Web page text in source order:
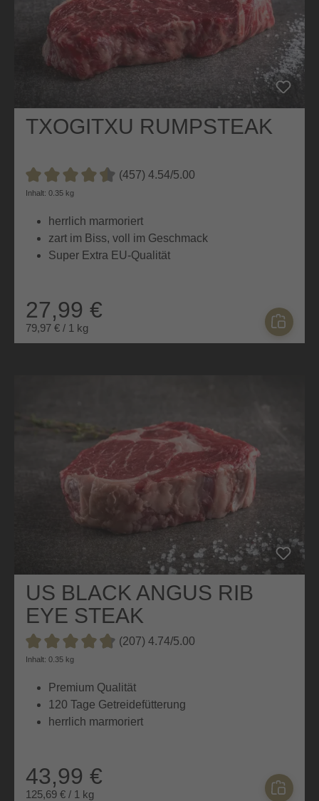
TXOGITXU RUMPSTEAK
Durchschnittliche Bewertung von 4.5 von 5 Sternen
(457) 4.54/5.00
Inhalt: 0.35 kg
herrlich marmoriert
zart im Biss, voll im Geschmack
Super Extra EU-Qualität
27,99 €
79,97 € / 1 kg
US BLACK ANGUS RIB
EYE STEAK
Durchschnittliche Bewertung von 4.7 von 5 Sternen
(207) 4.74/5.00
Inhalt: 0.35 kg
Premium Qualität
120 Tage Getreidefütterung
herrlich marmoriert
43,99 €
125,69 € / 1 kg